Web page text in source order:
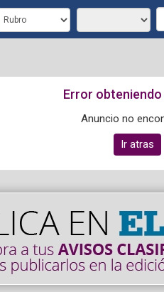
Error
Anuncio no
Ir atras